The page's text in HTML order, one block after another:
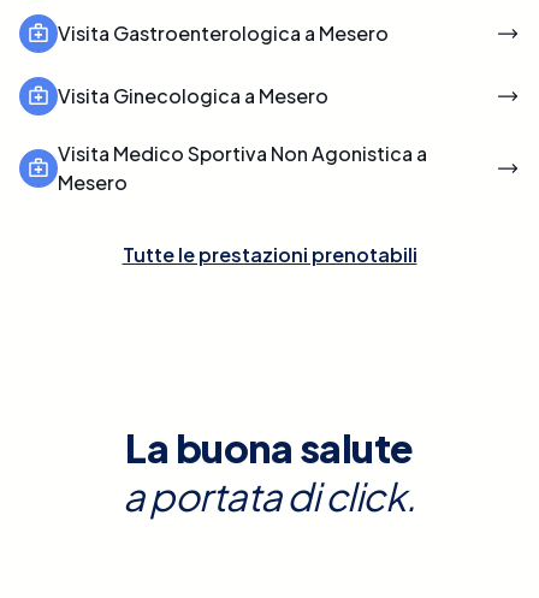
Visita Gastroenterologica a Mesero
Visita Ginecologica a Mesero
Visita Medico Sportiva Non Agonistica a
Mesero
Tutte le prestazioni prenotabili
La buona salute
a portata di click.